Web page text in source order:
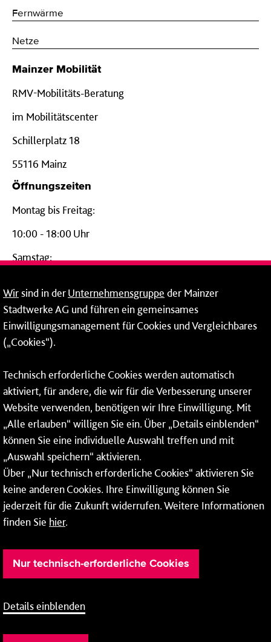
Fernwärme
Netze
Mainzer Mobilität
RMV-Mobilitäts-Beratung
im Mobilitätscenter
Schillerplatz 18
55116 Mainz
Öffnungszeiten
Montag bis Freitag:
10:00 - 18:00 Uhr
Samstag:
24-Stunden-Telefon*
06131 – 12 77 77
Fax: 06131 – 12 66 66
* Montags bis freitags bis 7 und ab 18 Uhr sowie an
Wochenenden und Feiertagen ganztags werden Ihre
Anrufe je nach Themenauswahl an ein Callcenter des
RMV oder von nextbike weitergeleitet. Dort erhalten Sie
ausschließlich Auskünfte zum Fahrplan bzw. zu
meinRad.
Wirsind in derUnternehmensgruppe der Mainzer
Stadtwerke AG und führen ein gemeinsames
Einwilligungsmanagement für Cookies und Vergleichbares
(„Cookies“).
Technisch erforderliche Cookies werden automatisch
aktiviert, für andere, die wir für die Verbesserung unserer
Website verwenden, benötigen wir Ihre Einwilligung. Mit
„Alle erlauben“ willigen Sie ein. Über „Details einblenden“
können Sie eine individuelle Auswahl treffen und mit
„Auswahl speichern“ aktivieren.
Über „Nur technisch erforderliche Cookies“ aktivieren Sie
keine anderen Cookies. Ihre Einwilligung können Sie
jederzeit für die Zukunft widerrufen. Weitere Informationen
finden Sie hier.
Nur technisch-erforderliche Cookies
Details einblenden